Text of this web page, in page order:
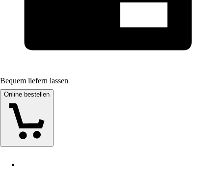
Bequem liefern lassen
Online bestellen